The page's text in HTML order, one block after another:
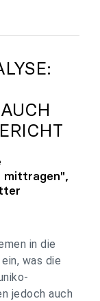
sind
mittragen",
in die
was die
jedoch auch